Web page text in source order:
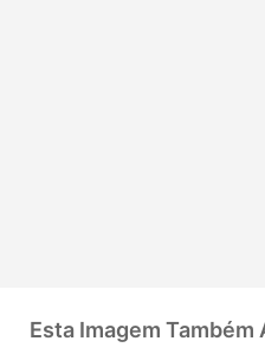
Esta Imagem Também